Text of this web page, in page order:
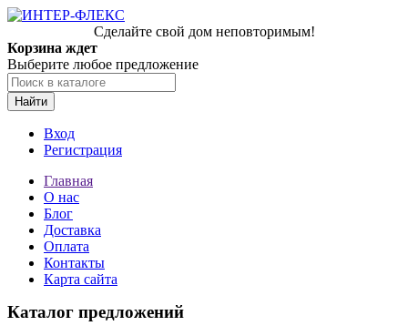
Сделайте свой дом неповторимым!
Корзина ждет
Выберите любое предложение
Найти
Вход
Регистрация
Главная
О нас
Блог
Доставка
Оплата
Контакты
Карта сайта
Каталог предложений